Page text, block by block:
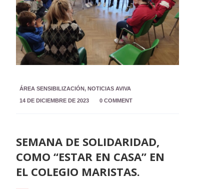
ÁREA SENSIBILIZACIÓN, NOTICIAS AVIVA
14 DE DICIEMBRE DE 2023
0 COMMENT
SEMANA DE SOLIDARIDAD,
COMO “ESTAR EN CASA” EN
EL COLEGIO MARISTAS.